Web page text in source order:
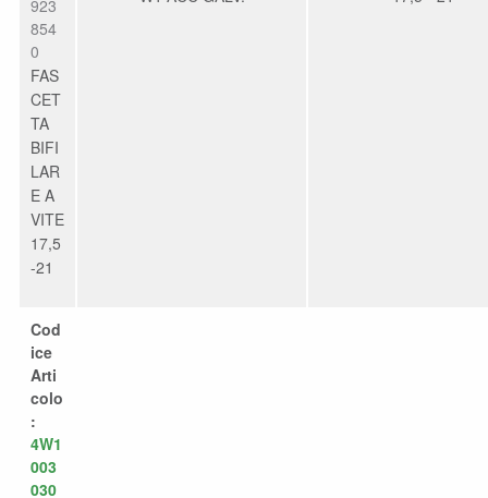
923
854
0
FAS
CET
TA
BIFI
LAR
E A
VITE
17,5
-21
Cod
ice
Arti
colo
:
4W1
003
030